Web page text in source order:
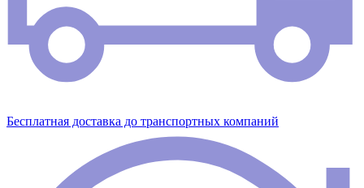
Бесплатная доставка до транспортных компаний